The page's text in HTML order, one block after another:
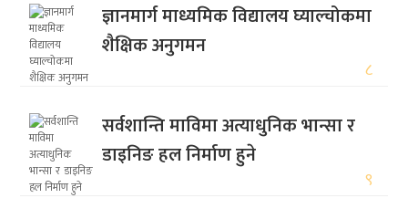
ज्ञानमार्ग माध्यमिक विद्यालय घ्याल्चोकमा
शैक्षिक अनुगमन
८
सर्वशान्ति माविमा अत्याधुनिक भान्सा र
डाइनिङ हल निर्माण हुने
९